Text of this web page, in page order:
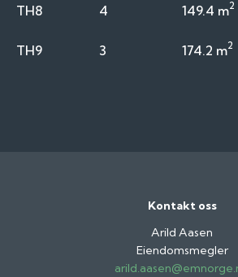
TH8 149.4 m2
4
TH9 174.2 m2
3
Kontakt oss
Arild Aasen
Eiendomsmegler